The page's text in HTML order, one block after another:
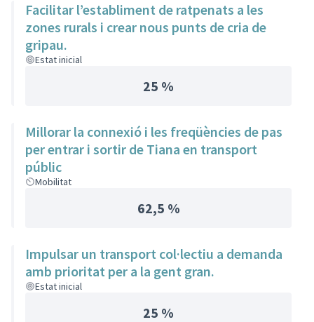
Facilitar l’establiment de ratpenats a les
zones rurals i crear nous punts de cria de
gripau.
Estat inicial
25 %
Millorar la connexió i les freqüències de pas
per entrar i sortir de Tiana en transport
públic
Mobilitat
62,5 %
Impulsar un transport col·lectiu a demanda
amb prioritat per a la gent gran.
Estat inicial
25 %